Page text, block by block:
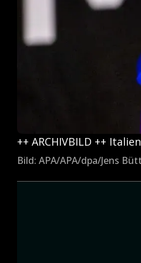
++ ARCHIVBILD ++
Bild: APA/APA/dpa/Jens